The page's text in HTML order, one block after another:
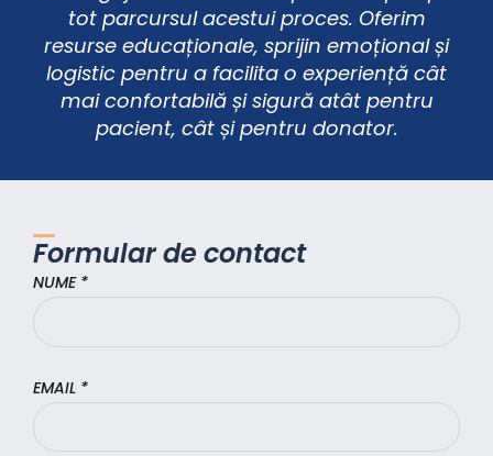
tot parcursul acestui proces. Oferim
resurse educaționale, sprijin emoțional și
logistic pentru a facilita o experiență cât
mai confortabilă și sigură atât pentru
pacient, cât și pentru donator.
Formular de contact
NUME *
EMAIL *